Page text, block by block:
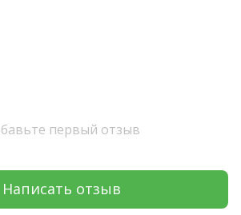
первый отзыв
Написать отзыв